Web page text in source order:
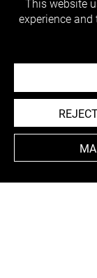
This website
experience